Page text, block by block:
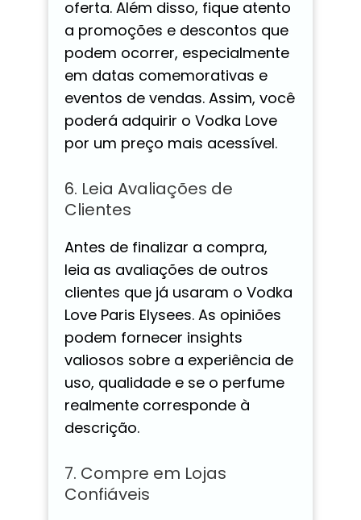
oferta. Além disso, fique atento
a promoções e descontos que
podem ocorrer, especialmente
em datas comemorativas e
eventos de vendas. Assim, você
poderá adquirir o Vodka Love
por um preço mais acessível.
6. Leia Avaliações de
Clientes
Antes de finalizar a compra,
leia as avaliações de outros
clientes que já usaram o Vodka
Love Paris Elysees. As opiniões
podem fornecer insights
valiosos sobre a experiência de
uso, qualidade e se o perfume
realmente corresponde à
descrição.
7. Compre em Lojas
Confiáveis